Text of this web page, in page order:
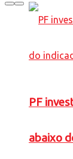
PF
abaixo